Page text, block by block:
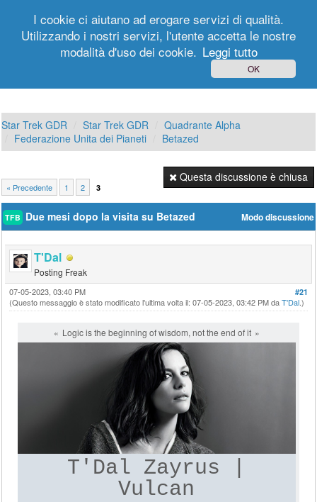
Registrati
Star Trek GDR Star Trek GDR
Quadrante Alpha
Federazione Unita dei Pianeti
Betazed
« Precedente 1 2 3
Questa discussione è chiusa
Modo discussione
TFB Due mesi dopo la visita su Betazed
T'Dal
Posting Freak
#21
07-05-2023, 03:40 PM
(Questo messaggio è stato modificato l'ultima volta il: 07-05-2023, 03:42 PM daT'Dal.)
Logic is the beginning of wisdom, not the end of it
T'Dal Zayrus |
Vulcan
I cookie ci aiutano ad erogare servizi di qualità.
Utilizzando i nostri servizi, l'utente accetta le nostre
modalità d'uso dei cookie. Leggi tutto
OK